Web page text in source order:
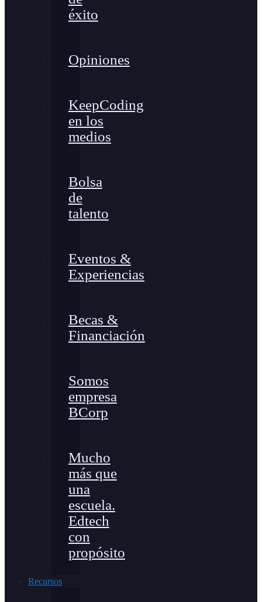
éxito
Opiniones
KeepCoding
en los
medios
Bolsa
de
talento
Eventos &
Experiencias
Becas &
Financiación
Somos
empresa
BCorp
Mucho
más que
una
escuela.
Edtech
con
propósito
Recursos